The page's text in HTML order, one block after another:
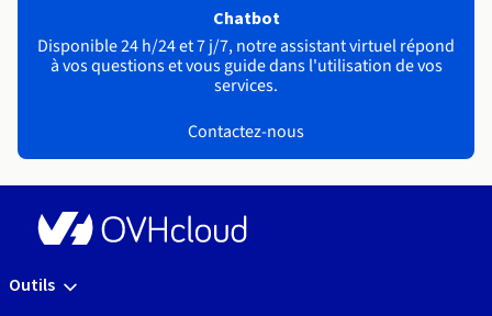
Chatbot
Disponible 24 h/24 et 7 j/7, notre assistant virtuel répond
à vos questions et vous guide dans l'utilisation de vos
services.
Contactez-nous
Outils